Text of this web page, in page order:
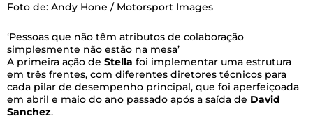
Foto de: Andy Hone / Motorsport Images
‘Pessoas que não têm atributos de colaboração
simplesmente não estão na mesa’
A primeira ação de Stella foi implementar uma estrutura
em três frentes, com diferentes diretores técnicos para
cada pilar de desempenho principal, que foi aperfeiçoada
em abril e maio do ano passado após a saída de David
Sanchez.